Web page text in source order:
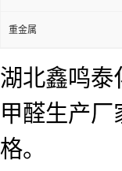
重金属
湖北鑫鸣泰
甲醛生产
格。